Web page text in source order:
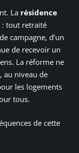
La résidence
: tout retraité
campagne, d’un
de recevoir un
La réforme ne
au niveau de
les logements
tous.
de cette